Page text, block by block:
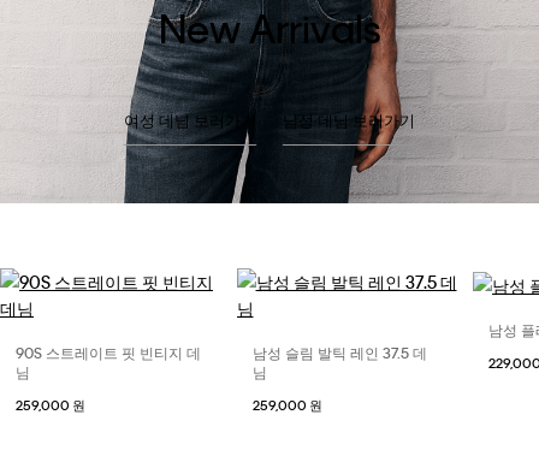
New Arrivals
여성 데님 보러가기 남성 데님 보러가기
90S 스트레이트 핏 빈티지 데
님
259,000 원
남성 슬림 발틱 레인 37.5 데
님
259,000 원
남성